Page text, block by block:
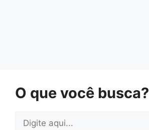
O que você busca?
Pesquisar